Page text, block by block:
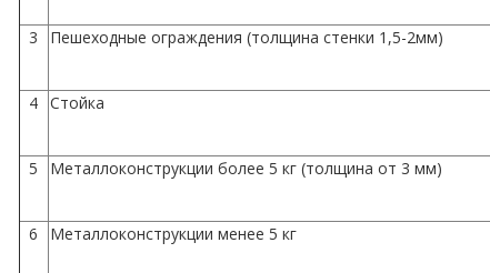
3 Пешеходные ограждения (толщина стенки 1,5-2мм)
4 Стойка
5 Металлоконструкции более 5 кг (толщина от 3 мм)
6 Металлоконструкции менее 5 кг